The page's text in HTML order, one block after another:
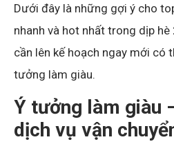
Dưới đây là những gợi ý cho
nhanh và hot nhất trong dịp hè
cần lên kế hoạch ngay mới
tưởng làm giàu.
Ý tưởng làm giàu
dịch vụ vận